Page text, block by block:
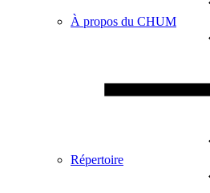
À propos du CHUM
Répertoire